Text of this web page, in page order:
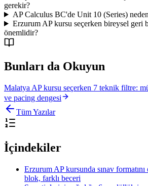
gerekir?
AP Calculus BC'de Unit 10 (Series)
Erzurum AP kursu seçerken bireysel geri
önemlidir?
Bunları da Okuyun
Malatya AP kursu seçerken 7 teknik filtre:
ve pacing dengesi
Tüm Yazılar
İçindekiler
Erzurum AP kursunda sınav
blok, farklı beceri